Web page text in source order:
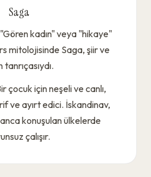
Saga
kadın" veya "hikaye"
mitolojisinde Saga, şiir ve
çocuk için neşeli ve canlı,
ve ayırt edici. İskandinav,
konuşulan ülkelerde
çalışır.